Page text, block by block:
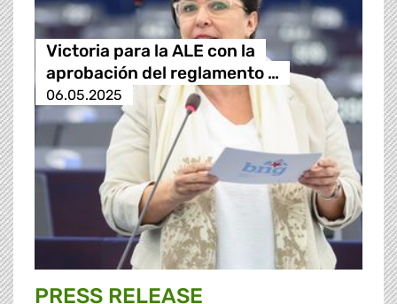
Victoria para la ALE con la
aprobación del reglamento …
06.05.2025
PRESS RELEASE